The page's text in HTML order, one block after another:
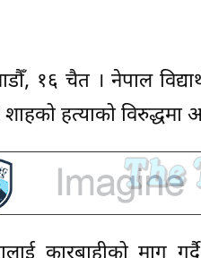
१६ चैत । नेपाल
शाहको हत्याको